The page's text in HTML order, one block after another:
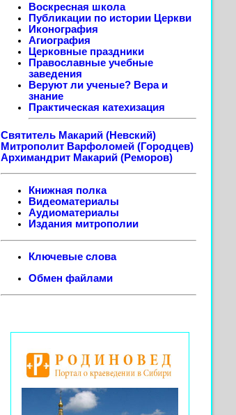
Воскресная школа
Публикации по истории Церкви
Иконография
Агиография
Церковные праздники
Православные учебные
заведения
Веруют ли ученые? Вера и
знание
Практическая катехизация
Святитель Макарий (Невский)
Митрополит Варфоломей (Городцев)
Архимандрит Макарий (Реморов)
Книжная полка
Видеоматериалы
Аудиоматериалы
Издания митрополии
Ключевые слова
Обмен файлами